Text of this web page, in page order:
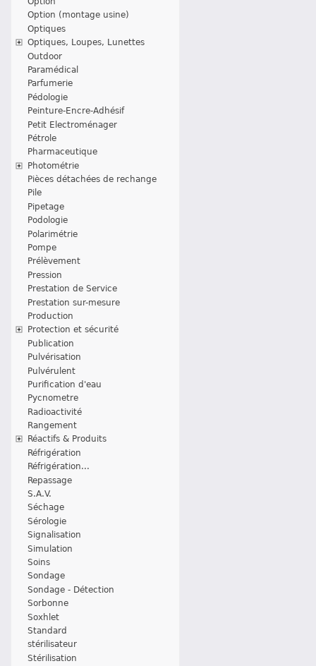
Option (montage usine)
Optiques
Optiques, Loupes, Lunettes
Outdoor
Paramédical
Parfumerie
Pédologie
Peinture-Encre-Adhésif
Petit Electroménager
Pétrole
Pharmaceutique
Photométrie
Pièces détachées de rechange
Pile
Pipetage
Podologie
Polarimétrie
Pompe
Prélèvement
Pression
Prestation de Service
Prestation sur-mesure
Production
Protection et sécurité
Publication
Pulvérisation
Pulvérulent
Purification d'eau
Pycnometre
Radioactivité
Rangement
Réactifs & Produits
Réfrigération
Réfrigération...
Repassage
S.A.V.
Séchage
Sérologie
Signalisation
Simulation
Soins
Sondage
Sondage - Détection
Sorbonne
Soxhlet
Standard
stérilisateur
Stérilisation